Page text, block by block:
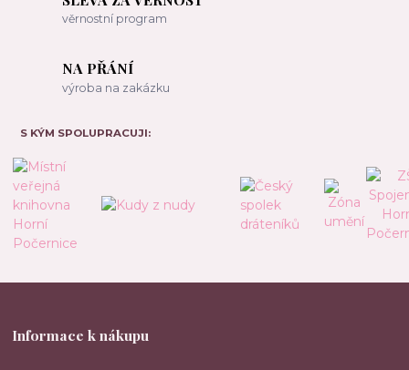
věrnostní program
NA PŘÁNÍ
výroba na zakázku
S KÝM SPOLUPRACUJI:
Informace k nákupu